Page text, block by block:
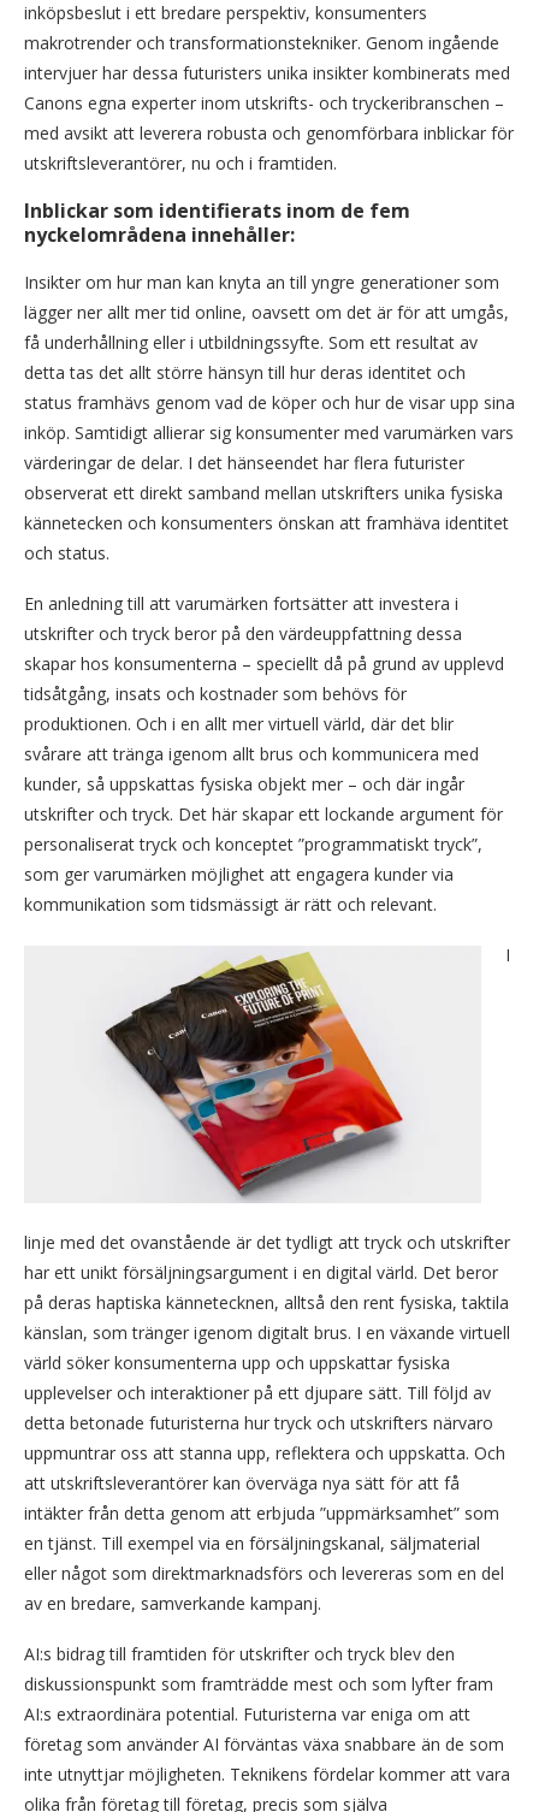
inköpsbeslut i ett bredare perspektiv, konsumenters
makrotrender och transformationstekniker. Genom ingående
intervjuer har dessa futuristers unika insikter kombinerats med
Canons egna experter inom utskrifts- och tryckeribranschen –
med avsikt att leverera robusta och genomförbara inblickar för
utskriftsleverantörer, nu och i framtiden.
Inblickar som identifierats inom de fem
nyckelområdena innehåller:
Insikter om hur man kan knyta an till yngre generationer som
lägger ner allt mer tid online, oavsett om det är för att umgås,
få underhållning eller i utbildningssyfte. Som ett resultat av
detta tas det allt större hänsyn till hur deras identitet och
status framhävs genom vad de köper och hur de visar upp sina
inköp. Samtidigt allierar sig konsumenter med varumärken vars
värderingar de delar. I det hänseendet har flera futurister
observerat ett direkt samband mellan utskrifters unika fysiska
kännetecken och konsumenters önskan att framhäva identitet
och status.
En anledning till att varumärken fortsätter att investera i
utskrifter och tryck beror på den värdeuppfattning dessa
skapar hos konsumenterna – speciellt då på grund av upplevd
tidsåtgång, insats och kostnader som behövs för
produktionen. Och i en allt mer virtuell värld, där det blir
svårare att tränga igenom allt brus och kommunicera med
kunder, så uppskattas fysiska objekt mer – och där ingår
utskrifter och tryck. Det här skapar ett lockande argument för
personaliserat tryck och konceptet ”programmatiskt tryck”,
som ger varumärken möjlighet att engagera kunder via
kommunikation som tidsmässigt är rätt och relevant.
I
linje med det ovanstående är det tydligt att tryck och utskrifter
har ett unikt försäljningsargument i en digital värld. Det beror
på deras haptiska kännetecknen, alltså den rent fysiska, taktila
känslan, som tränger igenom digitalt brus. I en växande virtuell
värld söker konsumenterna upp och uppskattar fysiska
upplevelser och interaktioner på ett djupare sätt. Till följd av
detta betonade futuristerna hur tryck och utskrifters närvaro
uppmuntrar oss att stanna upp, reflektera och uppskatta. Och
att utskriftsleverantörer kan överväga nya sätt för att få
intäkter från detta genom att erbjuda ”uppmärksamhet” som
en tjänst. Till exempel via en försäljningskanal, säljmaterial
eller något som direktmarknadsförs och levereras som en del
av en bredare, samverkande kampanj.
AI:s bidrag till framtiden för utskrifter och tryck blev den
diskussionspunkt som framträdde mest och som lyfter fram
AI:s extraordinära potential. Futuristerna var eniga om att
företag som använder AI förväntas växa snabbare än de som
inte utnyttjar möjligheten. Teknikens fördelar kommer att vara
olika från företag till företag, precis som själva